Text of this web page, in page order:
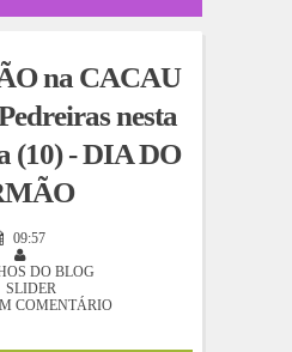
na CACAU
nesta
(10) - DIA DO
09:57
DO BLOG
SLIDER
COMENTÁRIO